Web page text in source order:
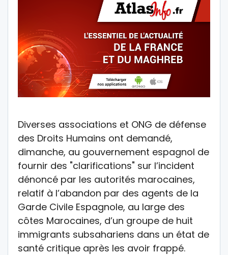
Diverses associations et ONG de défense
des Droits Humains ont demandé,
dimanche, au gouvernement espagnol de
fournir des "clarifications" sur l’incident
dénoncé par les autorités marocaines,
relatif à l’abandon par des agents de la
Garde Civile Espagnole, au large des
côtes Marocaines, d’un groupe de huit
immigrants subsahariens dans un état de
santé critique après les avoir frappé.